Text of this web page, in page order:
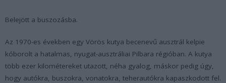
Belejött a buszozásba.
Az 1970-es években egy Vörös kutya becenevű ausztrál kelpie
kóborolt a hatalmas, nyugat-ausztráliai Pilbara régióban. A kutya
több ezer kilométereket utazott, néha gyalog, máskor pedig úgy,
hogy autókra, buszokra, vonatokra, teherautókra kapaszkodott fel.